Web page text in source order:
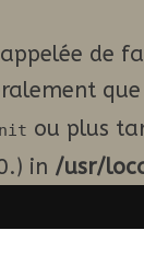
de
ou plus
in /usr/